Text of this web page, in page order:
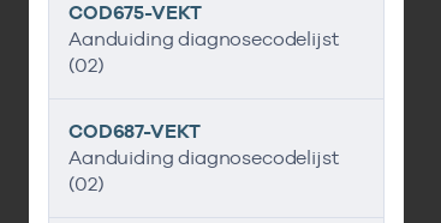
COD675-VEKT
Aanduiding diagnosecodelijst
(02)
COD687-VEKT
Aanduiding diagnosecodelijst
(02)